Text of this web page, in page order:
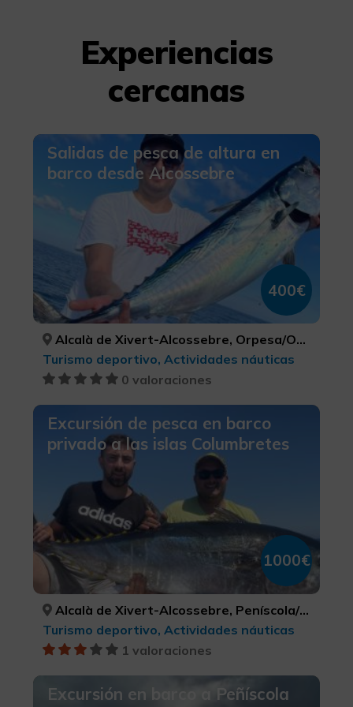
Experiencias
cercanas
Salidas de pesca de altura en
barco desde Alcossebre
400€
Alcalà de Xivert-Alcossebre, Orpesa/Oropesa del Mar, Peníscola/Peñíscola, CASTELLÓ/CASTELLÓN, CASTELLÓ/CASTELLÓN, CASTELLÓ/CASTELLÓN
Turismo deportivo, Actividades náuticas
0 valoraciones
Excursión de pesca en barco
privado a las islas Columbretes
1000€
Alcalà de Xivert-Alcossebre, Peníscola/Peñíscola, Torreblanca, CASTELLÓ/CASTELLÓN, CASTELLÓ/CASTELLÓN, CASTELLÓ/CASTELLÓN
Turismo deportivo, Actividades náuticas
1 valoraciones
Excursión en barco a Peñíscola